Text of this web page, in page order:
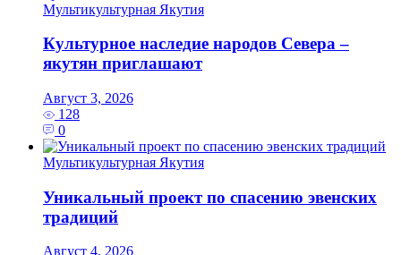
Мультикультурная Якутия
Культурное наследие народов Севера –
якутян приглашают
Август 3, 2026
128
0
Мультикультурная Якутия
Уникальный проект по спасению эвенских
традиций
Август 4, 2026